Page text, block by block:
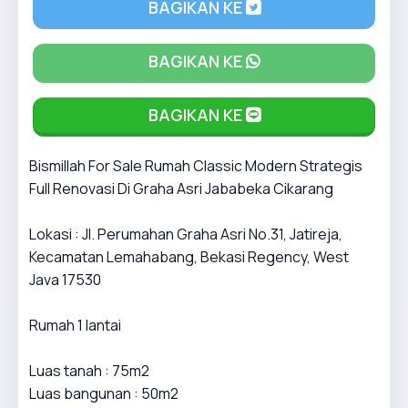
BAGIKAN KE
BAGIKAN KE
BAGIKAN KE
Bismillah For Sale Rumah Classic Modern Strategis
Full Renovasi Di Graha Asri Jababeka Cikarang
Lokasi : Jl. Perumahan Graha Asri No.31, Jatireja,
Kecamatan Lemahabang, Bekasi Regency, West
Java 17530
Rumah 1 lantai
Luas tanah : 75m2
Luas bangunan : 50m2